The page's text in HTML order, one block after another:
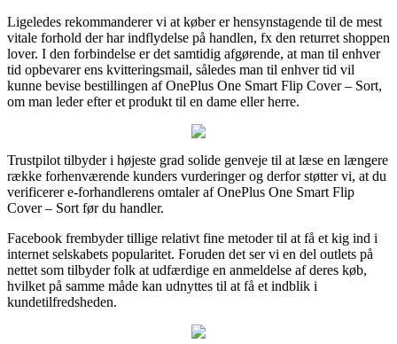
Ligeledes rekommanderer vi at køber er hensynstagende til de mest
vitale forhold der har indflydelse på handlen, fx den returret shoppen
lover. I den forbindelse er det samtidig afgørende, at man til enhver
tid opbevarer ens kvitteringsmail, således man til enhver tid vil
kunne bevise bestillingen af OnePlus One Smart Flip Cover – Sort,
om man leder efter et produkt til en dame eller herre.
Trustpilot tilbyder i højeste grad solide genveje til at læse en længere
række forhenværende kunders vurderinger og derfor støtter vi, at du
verificerer e-forhandlerens omtaler af OnePlus One Smart Flip
Cover – Sort før du handler.
Facebook frembyder tillige relativt fine metoder til at få et kig ind i
internet selskabets popularitet. Foruden det ser vi en del outlets på
nettet som tilbyder folk at udfærdige en anmeldelse af deres køb,
hvilket på samme måde kan udnyttes til at få et indblik i
kundetilfredsheden.